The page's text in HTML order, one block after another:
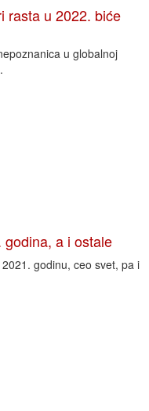
rasta u 2022. biće
u globalnoj
godina, a i ostale
godinu, ceo svet, pa i